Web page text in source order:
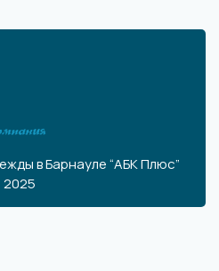
в Барнауле “АБК Плюс”
2025